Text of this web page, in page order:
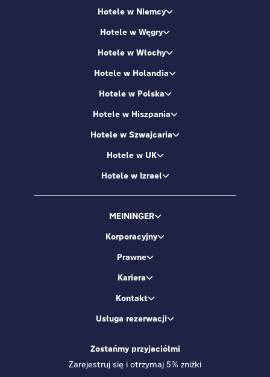
Hotele w Niemcy
Hotele w Węgry
Hotele w Włochy
Hotele w Holandia
Hotele w Polska
Hotele w Hiszpania
Hotele w Szwajcaria
Hotele w UK
Hotele w Izrael
MEININGER
Korporacyjny
Prawne
Kariera
Kontakt
Usługa rezerwacji
Zostańmy przyjaciółmi
Zarejestruj się i otrzymaj 5% zniżki